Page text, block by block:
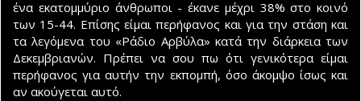
ένα εκατομμύριο άνθρωποι - έκανε μέχρι 38% στο κοινό
των 15-44. Επίσης είμαι περήφανος και για την στάση και
τα λεγόμενα του «Ράδιο Αρβύλα» κατά την διάρκεια των
Δεκεμβριανών. Πρέπει να σου πω ότι γενικότερα είμαι
περήφανος για αυτήν την εκπομπή, όσο άκομψο ίσως και
αν ακούγεται αυτό.